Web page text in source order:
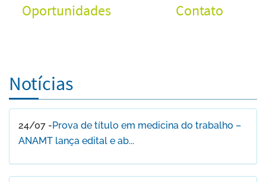
Oportunidades Contato
Notícias
24/07 -Prova de título em medicina do trabalho –
ANAMT lança edital e ab...